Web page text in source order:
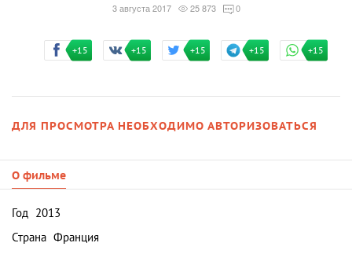
3 августа 2017 25 873 0
+15 +15 +15 +15 +15
ДЛЯ ПРОСМОТРА НЕОБХОДИМО АВТОРИЗОВАТЬСЯ
О фильме
Год 2013
Страна Франция